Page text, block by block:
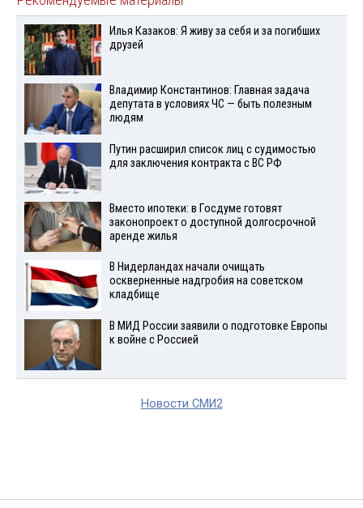
Илья Казаков: Я живу за себя и за погибших
друзей
Владимир Константинов: Главная задача
депутата в условиях ЧС — быть полезным
людям
Путин расширил список лиц с судимостью
для заключения контракта с ВС РФ
Вместо ипотеки: в Госдуме готовят
законопроект о доступной долгосрочной
аренде жилья
В Нидерландах начали очищать
оскверненные надгробия на советском
кладбище
В МИД России заявили о подготовке Европы
к войне с Россией
Новости СМИ2